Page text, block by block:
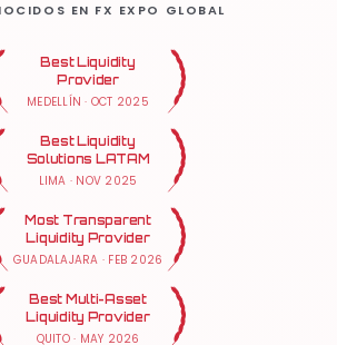
EN FX EXPO GLOBAL
Best Liquidity
Provider
MEDELLÍN · OCT 2025
Best Liquidity
Solutions LATAM
LIMA · NOV 2025
Most Transparent
Liquidity Provider
GUADALAJARA · FEB 2026
Best Multi-Asset
Liquidity Provider
QUITO· MAY 2026